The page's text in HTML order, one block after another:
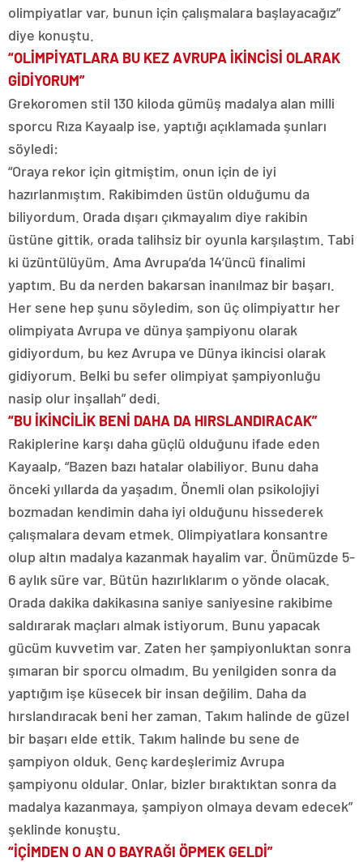
olimpiyatlar var, bunun için çalışmalara başlayacağız”
diye konuştu.
“OLİMPİYATLARA BU KEZ AVRUPA İKİNCİSİ OLARAK
GİDİYORUM”
Grekoromen stil 130 kiloda gümüş madalya alan milli
sporcu Rıza Kayaalp ise, yaptığı açıklamada şunları
söyledi:
“Oraya rekor için gitmiştim, onun için de iyi
hazırlanmıştım. Rakibimden üstün olduğumu da
biliyordum. Orada dışarı çıkmayalım diye rakibin
üstüne gittik, orada talihsiz bir oyunla karşılaştım. Tabi
ki üzüntülüyüm. Ama Avrupa’da 14’üncü finalimi
yaptım. Bu da nerden bakarsan inanılmaz bir başarı.
Her sene hep şunu söyledim, son üç olimpiyattır her
olimpiyata Avrupa ve dünya şampiyonu olarak
gidiyordum, bu kez Avrupa ve Dünya ikincisi olarak
gidiyorum. Belki bu sefer olimpiyat şampiyonluğu
nasip olur inşallah” dedi.
“BU İKİNCİLİK BENİ DAHA DA HIRSLANDIRACAK”
Rakiplerine karşı daha güçlü olduğunu ifade eden
Kayaalp, “Bazen bazı hatalar olabiliyor. Bunu daha
önceki yıllarda da yaşadım. Önemli olan psikolojiyi
bozmadan kendimin daha iyi olduğunu hissederek
çalışmalara devam etmek. Olimpiyatlara konsantre
olup altın madalya kazanmak hayalim var. Önümüzde 5-
6 aylık süre var. Bütün hazırlıklarım o yönde olacak.
Orada dakika dakikasına saniye saniyesine rakibime
saldırarak maçları almak istiyorum. Bunu yapacak
gücüm kuvvetim var. Zaten her şampiyonluktan sonra
şımaran bir sporcu olmadım. Bu yenilgiden sonra da
yaptığım işe küsecek bir insan değilim. Daha da
hırslandıracak beni her zaman. Takım halinde de güzel
bir başarı elde ettik. Takım halinde bu sene de
şampiyon olduk. Genç kardeşlerimiz Avrupa
şampiyonu oldular. Onlar, bizler bıraktıktan sonra da
madalya kazanmaya, şampiyon olmaya devam edecek”
şeklinde konuştu.
“İÇİMDEN O AN O BAYRAĞI ÖPMEK GELDİ”